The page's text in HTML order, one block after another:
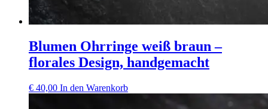
Blumen Ohrringe weiß braun –
florales Design, handgemacht
€ 40,00 In den Warenkorb